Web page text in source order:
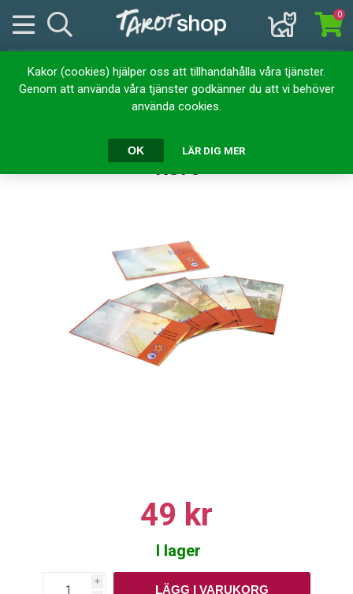
Kakor (cookies) hjälper oss att tillhandahålla våra tjänster.
Genom att använda våra tjänster godkänner du att vi behöver
använda cookies.
OK LÄR DIG MER
0
Hem
Universums Tolv Energier : 12 kort
Universums Tolv Energier : 12
kort
49 kr
I lager
i